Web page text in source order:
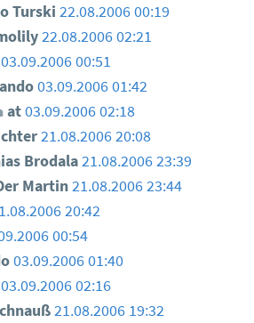
Turski 22.08.2006 00:19
22.08.2006 02:21
03.09.2006 00:51
03.09.2006 01:42
at 03.09.2006 02:18
21.08.2006 20:08
Brodala21.08.2006 23:39
Martin21.08.2006 23:44
20:42
00:54
03.09.2006 01:40
03.09.2006 02:16
21.08.2006 19:32